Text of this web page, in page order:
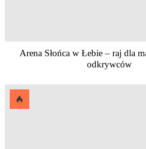
Arena Słońca w Łebie – raj dla
odkrywców